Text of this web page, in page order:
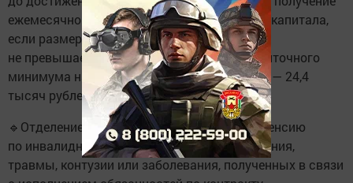
ежемесячной выплаты за счет средств маткапитала,
если размер среднедушевого дохода семьи
не превышает двухкратную величину прожиточного
минимума на душу населения в Татарстане — 24,4
тысяч рублей.
🔹Отделение назначает военнослужащим пенсию
по инвалидности вследствие увечья — ранения,
травмы, контузии или заболевания, полученных в связи